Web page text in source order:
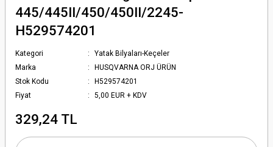
445/445II/450/450II/2245-
H529574201
Kategori
Yatak Bilyaları-Keçeler
Marka
HUSQVARNA ORJ ÜRÜN
Stok Kodu
H529574201
Fiyat
5,00 EUR + KDV
329,24 TL